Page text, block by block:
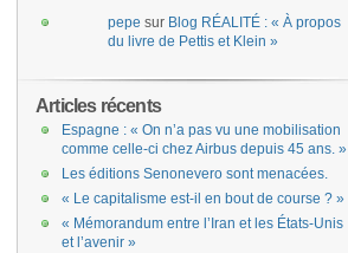
pepe sur Blog RÉALITÉ : « À propos
du livre de Pettis et Klein »
Articles récents
Espagne : « On n’a pas vu une mobilisation
comme celle-ci chez Airbus depuis 45 ans. »
Les éditions Senonevero sont menacées.
« Le capitalisme est-il en bout de course ? »
« Mémorandum entre l’Iran et les États-Unis
et l’avenir »